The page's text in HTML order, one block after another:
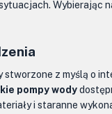
Wybierając
stworzone z myślą o
pompy wody
i staranne